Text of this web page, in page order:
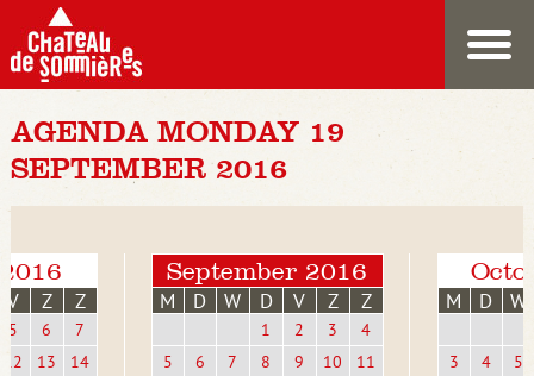
AGENDA MONDAY 19
SEPTEMBER 2016
V Z Z
5 6
7
12
13
14
September 2016
M D W D V Z Z
1 2 3
4
5
6 7 8 9 10
11
M D W
3 4
5